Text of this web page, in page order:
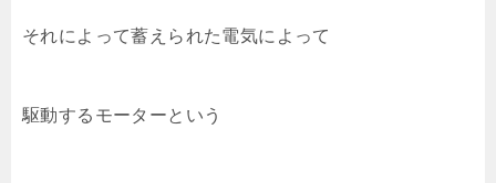
それによって蓄えられた電気によって
駆動するモーターという